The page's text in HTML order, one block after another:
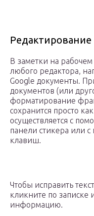
Редактирование
В заметки на рабочем
любого редактора,
Google документы.
документов (или
форматирование
сохранится просто
осуществляется с
панели стикера или
клавиш.
Чтобы исправить
кликните по записке
информацию.